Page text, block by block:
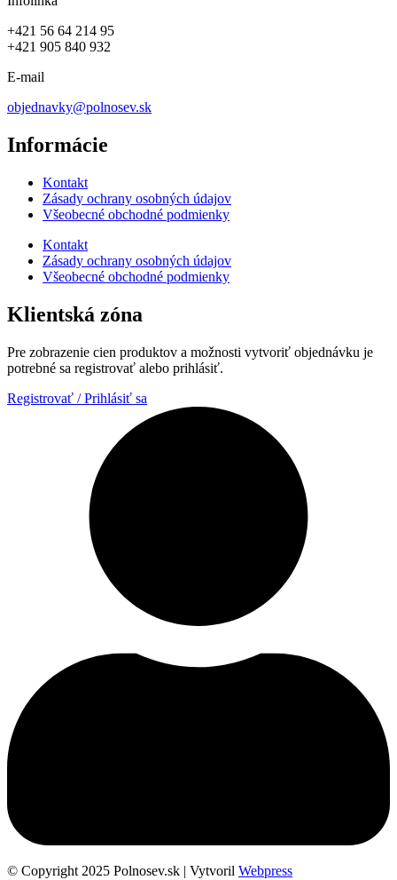
+421 56 64 214 95
+421 905 840 932
E-mail
objednavky@polnosev.sk
Informácie
Kontakt
Zásady ochrany osobných údajov
Všeobecné obchodné podmienky
Kontakt
Zásady ochrany osobných údajov
Všeobecné obchodné podmienky
Klientská zóna
Pre zobrazenie cien produktov a možnosti vytvoriť objednávku je
potrebné sa registrovať alebo prihlásiť.
Registrovať / Prihlásiť sa
© Copyright 2025 Polnosev.sk | Vytvoril Webpress